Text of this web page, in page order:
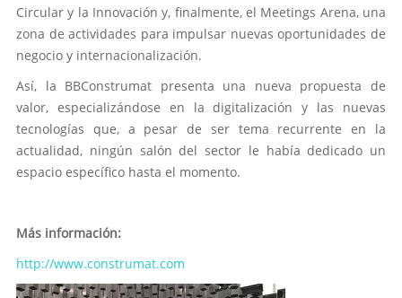
Circular y la Innovación y, finalmente, el Meetings Arena, una
zona de actividades para impulsar nuevas oportunidades de
negocio y internacionalización.
Así, la BBConstrumat presenta una nueva propuesta de
valor, especializándose en la digitalización y las nuevas
tecnologías que, a pesar de ser tema recurrente en la
actualidad, ningún salón del sector le había dedicado un
espacio específico hasta el momento.
Más información:
http://www.construmat.com